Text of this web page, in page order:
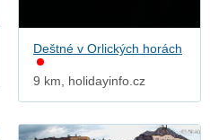
Deštné v Orlických horách
9 km, holidayinfo.cz